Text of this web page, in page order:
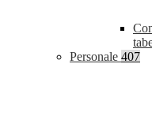
Personale 407